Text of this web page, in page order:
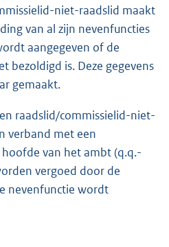
niet-raadslid maakt
van al zijn nevenfuncties
aangegeven of de
bezoldigd is. Deze gegevens
gemaakt.
raadslid/commissielid-niet-
verband met een
van het ambt (q.q.-
vergoed door de
nevenfunctie wordt